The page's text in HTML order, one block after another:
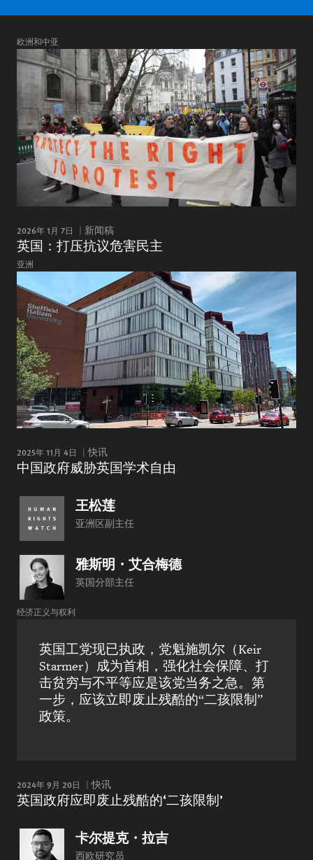
欧洲和中亚
2026年 1月 7日 新闻稿
英国：打压抗议危害民主
亚洲
2025年 11月 4日 快讯
中国政府威胁英国学术自由
王松莲
亚洲区副主任
雅斯明・艾合梅德
英国分部主任
经济正义与权利
英国工党现已执政，党魁施凯尔（Keir
Starmer）成为首相，强化社会保障、打
击贫穷与不平等应是该党当务之急。第
一步，应该立即废止残酷的“二孩限制”
政策。
2024年 9月 20日 快讯
英国政府应即废止残酷的‘二孩限制’
卡尔提克・拉吉
西欧研究员